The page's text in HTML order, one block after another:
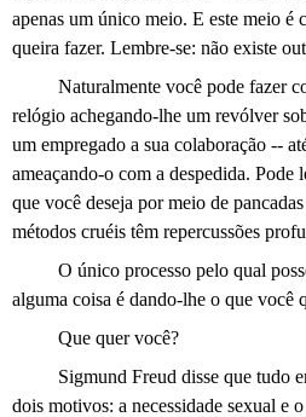
apenas um único meio. E este meio é
queira fazer. Lembre-se: não existe
Naturalmente você pode fazer
relógio achegando-lhe um revólver
um empregado a sua colaboração --
ameaçando-o com a despedida. Pode
que você deseja por meio de
métodos cruéis têm repercussões
O único processo pelo qual
alguma coisa é dando-lhe o que você
Que quer você?
Sigmund Freud disse que tudo
dois motivos: a necessidade sexual e